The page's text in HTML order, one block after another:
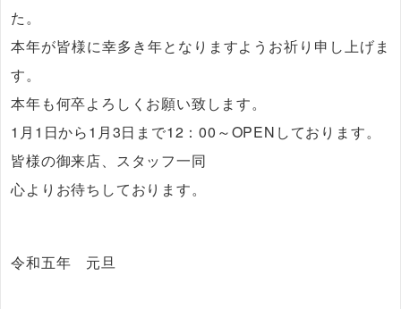
た。
本年が皆様に幸多き年となりますようお祈り申し上げま
す。
本年も何卒よろしくお願い致します。
1月1日から1月3日まで12：00～OPENしております。
皆様の御来店、スタッフ一同
心よりお待ちしております。
令和五年 元旦